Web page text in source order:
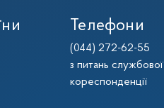
Телефони
(044) 272-62-55
з питань службової
кореспонденції